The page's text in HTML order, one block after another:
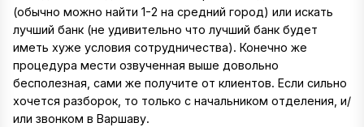
(обычно можно найти 1-2 на средний город) или искать
лучший банк (не удивительно что лучший банк будет
иметь хуже условия сотрудничества). Конечно же
процедура мести озвученная выше довольно
бесполезная, сами же получите от клиентов. Если сильно
хочется разборок, то только с начальником отделения, и/
или звонком в Варшаву.